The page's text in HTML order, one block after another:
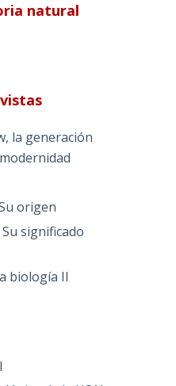
natural
la generación
origen
significado
biología II